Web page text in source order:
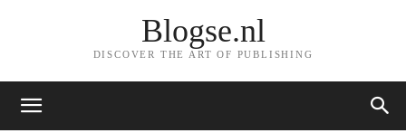
Blogse.nl
DISCOVER THE ART OF PUBLISHING